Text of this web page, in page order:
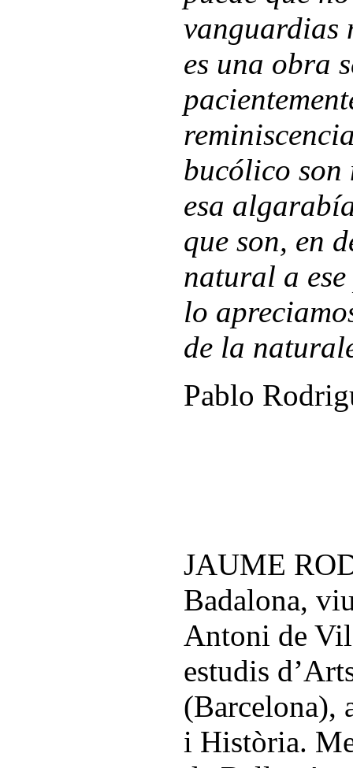
vanguardias
es una obra
bucólico son
esa
que son, en
natural a
lo
de la
Pablo
JAUME
Badalona,
Antoni de
estudis
(Barcelona),
i Història.